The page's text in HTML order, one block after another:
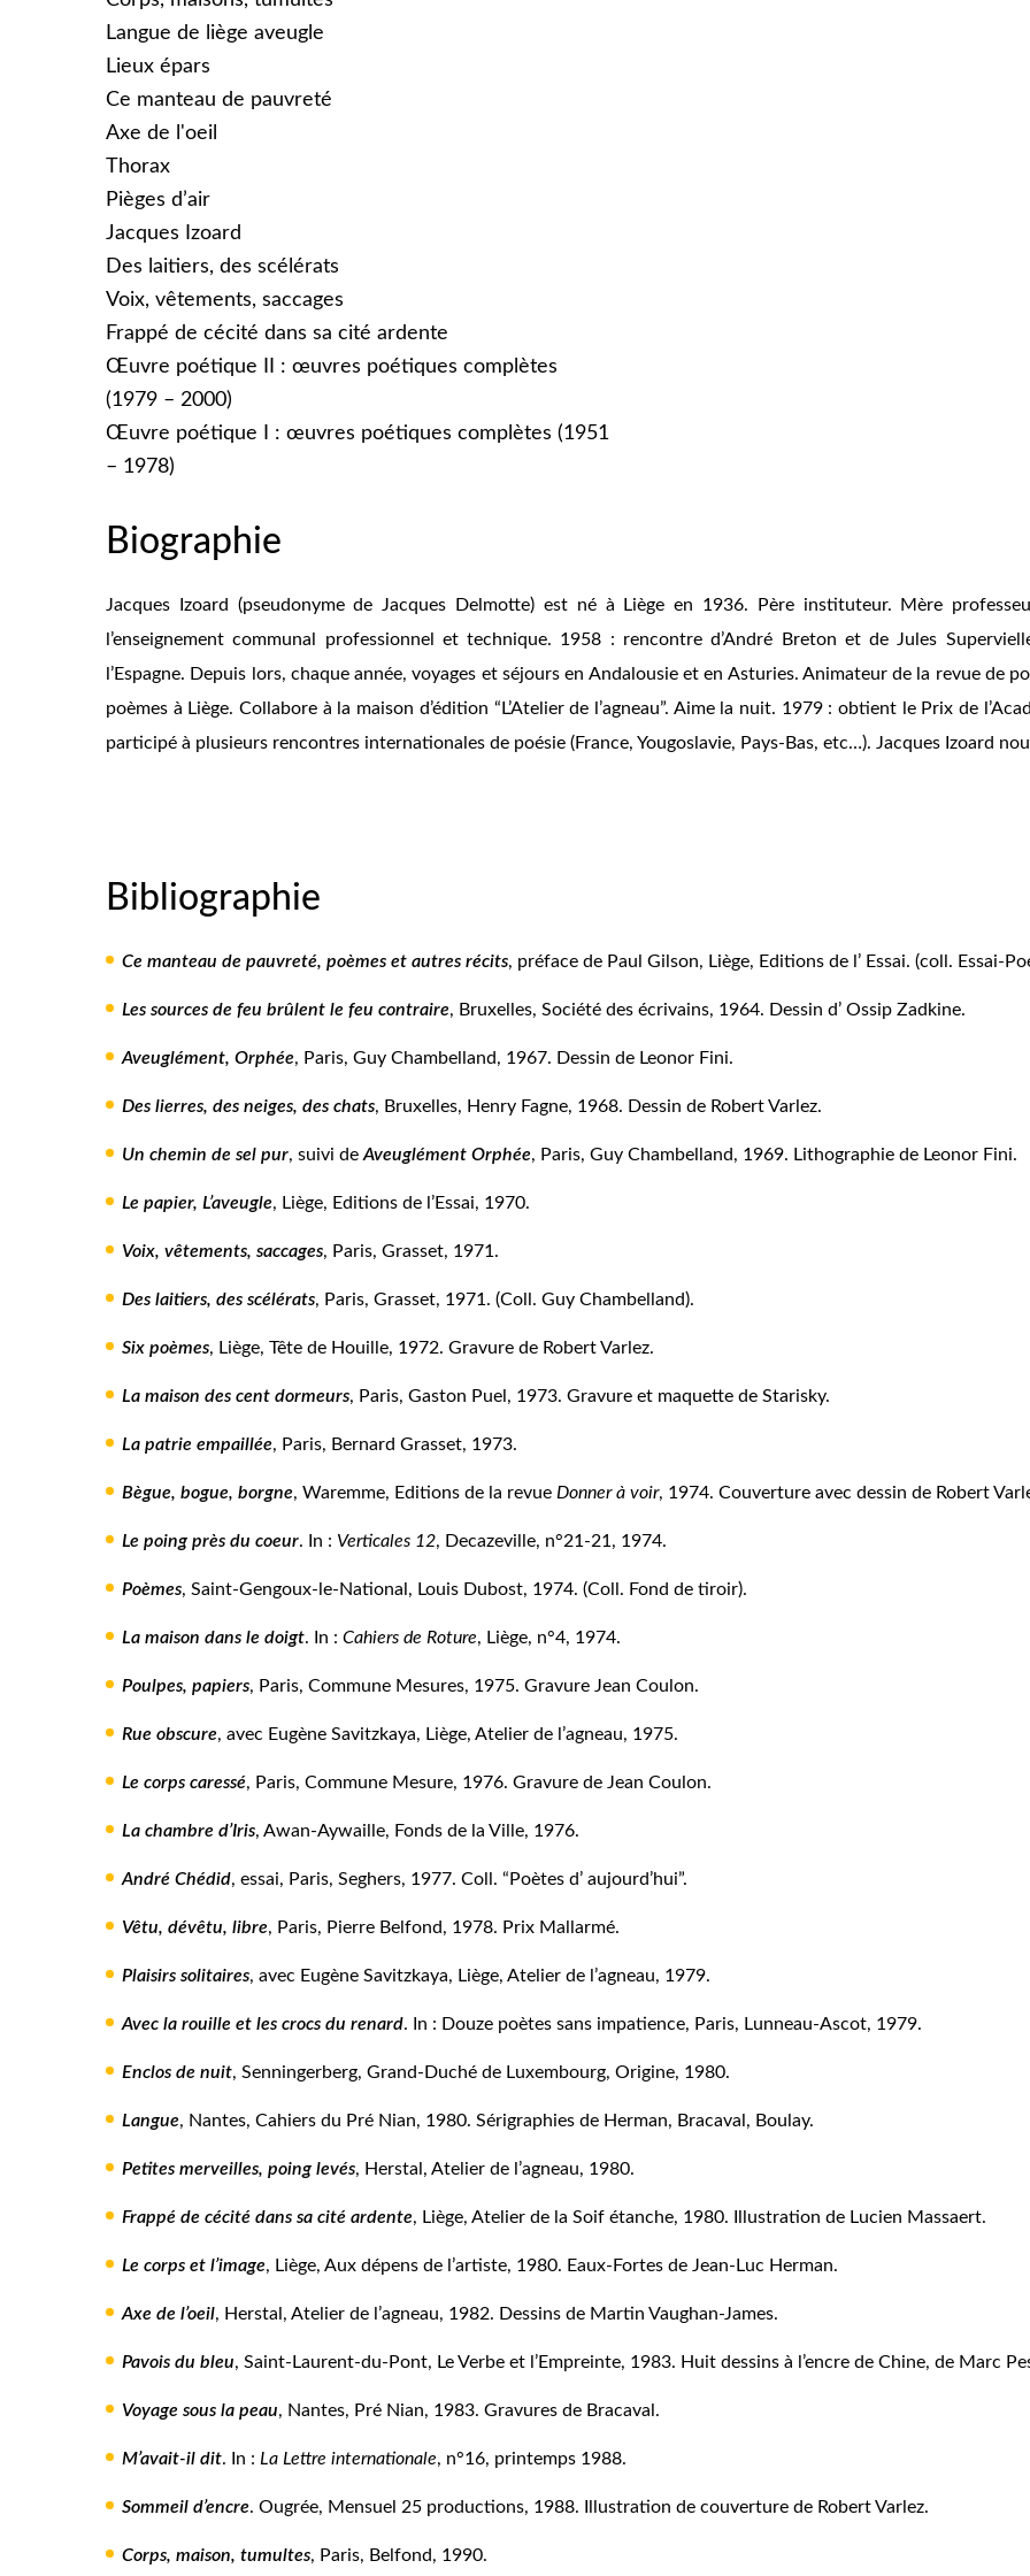
Langue de liège aveugle
Lieux épars
Ce manteau de pauvreté
Axe de l'oeil
Thorax
Pièges d’air
Jacques Izoard
Des laitiers, des scélérats
Voix, vêtements, saccages
Frappé de cécité dans sa cité ardente
Œuvre poétique II : œuvres poétiques complètes
(1979 – 2000)
Œuvre poétique I : œuvres poétiques complètes (1951
– 1978)
Biographie
Jacques Izoard (pseudonyme de Jacques Delmotte) est né à Liège en 1936. Père instituteur. Mère
l’enseignement communal professionnel et technique. 1958 : rencontre d’André Breton et de Jules
l’Espagne. Depuis lors, chaque année, voyages et séjours en Andalousie et en Asturies. Animateur de la revue de
poèmes à Liège. Collabore à la maison d’édition “L’Atelier de l’agneau”. Aime la nuit. 1979 : obtient le Prix de
participé à plusieurs rencontres internationales de poésie (France, Yougoslavie, Pays-Bas, etc…). Jacques Izoard
Bibliographie
Ce manteau de pauvreté, poèmes et autres récits, préface de Paul Gilson, Liège, Editions de l’ Essai. (coll. Essai-
Les sources de feu brûlent le feu contraire, Bruxelles, Société des écrivains, 1964. Dessin d’ Ossip Zadkine.
Aveuglément, Orphée, Paris, Guy Chambelland, 1967. Dessin de Leonor Fini.
Des lierres, des neiges, des chats, Bruxelles, Henry Fagne, 1968. Dessin de Robert Varlez.
Un chemin de sel pur, suivi de Aveuglément Orphée, Paris, Guy Chambelland, 1969. Lithographie de Leonor Fini.
Le papier, L’aveugle, Liège, Editions de l’Essai, 1970.
Voix, vêtements, saccages, Paris, Grasset, 1971.
Des laitiers, des scélérats, Paris, Grasset, 1971. (Coll. Guy Chambelland).
Six poèmes, Liège, Tête de Houille, 1972. Gravure de Robert Varlez.
La maison des cent dormeurs, Paris, Gaston Puel, 1973. Gravure et maquette de Starisky.
La patrie empaillée, Paris, Bernard Grasset, 1973.
Bègue, bogue, borgne, Waremme, Editions de la revue Donner à voir, 1974. Couverture avec dessin de Robert
Le poing près du coeur. In : Verticales 12, Decazeville, n°21-21, 1974.
Poèmes, Saint-Gengoux-le-National, Louis Dubost, 1974. (Coll. Fond de tiroir).
La maison dans le doigt. In : Cahiers de Roture, Liège, n°4, 1974.
Poulpes, papiers, Paris, Commune Mesures, 1975. Gravure Jean Coulon.
Rue obscure, avec Eugène Savitzkaya, Liège, Atelier de l’agneau, 1975.
Le corps caressé, Paris, Commune Mesure, 1976. Gravure de Jean Coulon.
La chambre d’Iris, Awan-Aywaille, Fonds de la Ville, 1976.
André Chédid, essai, Paris, Seghers, 1977. Coll. “Poètes d’ aujourd’hui”.
Vêtu, dévêtu, libre, Paris, Pierre Belfond, 1978. Prix Mallarmé.
Plaisirs solitaires, avec Eugène Savitzkaya, Liège, Atelier de l’agneau, 1979.
Avec la rouille et les crocs du renard. In : Douze poètes sans impatience, Paris, Lunneau-Ascot, 1979.
Enclos de nuit, Senningerberg, Grand-Duché de Luxembourg, Origine, 1980.
Langue, Nantes, Cahiers du Pré Nian, 1980. Sérigraphies de Herman, Bracaval, Boulay.
Petites merveilles, poing levés, Herstal, Atelier de l’agneau, 1980.
Frappé de cécité dans sa cité ardente, Liège, Atelier de la Soif étanche, 1980. Illustration de Lucien Massaert.
Le corps et l’image, Liège, Aux dépens de l’artiste, 1980. Eaux-Fortes de Jean-Luc Herman.
Axe de l’oeil, Herstal, Atelier de l’agneau, 1982. Dessins de Martin Vaughan-James.
Pavois du bleu, Saint-Laurent-du-Pont, Le Verbe et l’Empreinte, 1983. Huit dessins à l’encre de Chine, de Marc
Voyage sous la peau, Nantes, Pré Nian, 1983. Gravures de Bracaval.
M’avait-il dit. In : La Lettre internationale, n°16, printemps 1988.
Sommeil d’encre. Ougrée, Mensuel 25 productions, 1988. Illustration de couverture de Robert Varlez.
Corps, maison, tumultes, Paris, Belfond, 1990.